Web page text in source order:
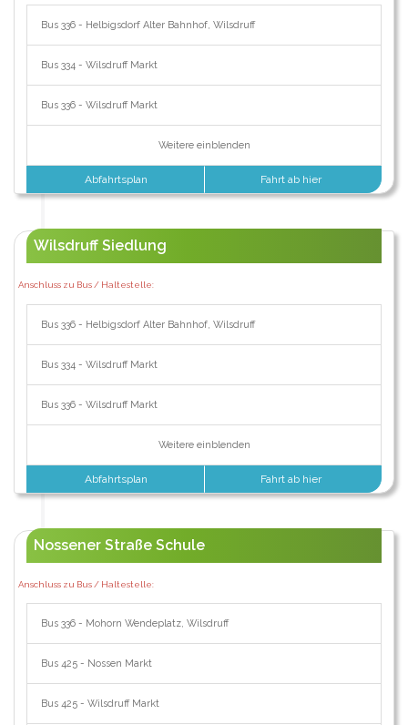
Bus 336 - Helbigsdorf Alter Bahnhof, Wilsdruff
Bus 334 - Wilsdruff Markt
Bus 336 - Wilsdruff Markt
Weitere einblenden
Abfahrtsplan Fahrt ab hier
Wilsdruff Siedlung
Anschluss zu Bus / Haltestelle:
Bus 336 - Helbigsdorf Alter Bahnhof, Wilsdruff
Bus 334 - Wilsdruff Markt
Bus 336 - Wilsdruff Markt
Weitere einblenden
Abfahrtsplan Fahrt ab hier
Nossener Straße Schule
Anschluss zu Bus / Haltestelle:
Bus 336 - Mohorn Wendeplatz, Wilsdruff
Bus 425 - Nossen Markt
Bus 425 - Wilsdruff Markt